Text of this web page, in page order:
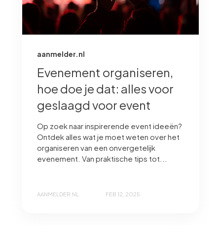
aanmelder.nl
Evenement organiseren,
hoe doe je dat: alles voor
geslaagd voor event
Op zoek naar inspirerende event ideeën?
Ontdek alles wat je moet weten over het
organiseren van een onvergetelijk
evenement. Van praktische tips tot...
AANMELDER.NL FEB 12, 2025